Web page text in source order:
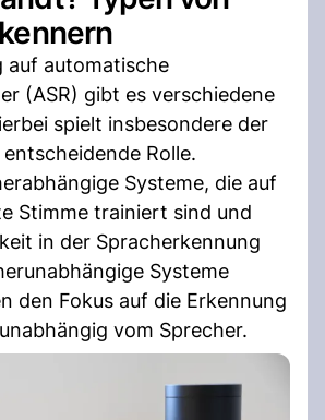
auf automatische
(ASR) gibt es verschiedene
spielt insbesondere der
Rolle.
Systeme, die auf
Stimme trainiert sind und
in der Spracherkennung
Systeme
den Fokus auf die Erkennung
vom Sprecher.